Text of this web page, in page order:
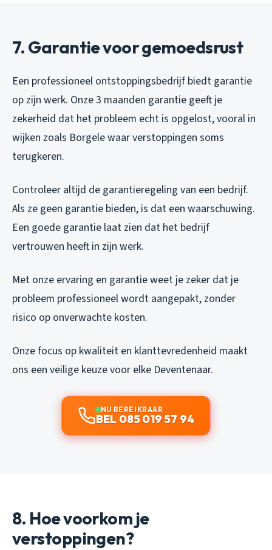
7. Garantie voor gemoedsrust
Een professioneel ontstoppingsbedrijf biedt garantie
op zijn werk. Onze 3 maanden garantie geeft je
zekerheid dat het probleem echt is opgelost, vooral in
wijken zoals Borgele waar verstoppingen soms
terugkeren.
Controleer altijd de garantieregeling van een bedrijf.
Als ze geen garantie bieden, is dat een waarschuwing.
Een goede garantie laat zien dat het bedrijf
vertrouwen heeft in zijn werk.
Met onze ervaring en garantie weet je zeker dat je
probleem professioneel wordt aangepakt, zonder
risico op onverwachte kosten.
Onze focus op kwaliteit en klanttevredenheid maakt
ons een veilige keuze voor elke Deventenaar.
NU BEREIKBAAR
BEL 085 019 57 94
8. Hoe voorkom je
verstoppingen?